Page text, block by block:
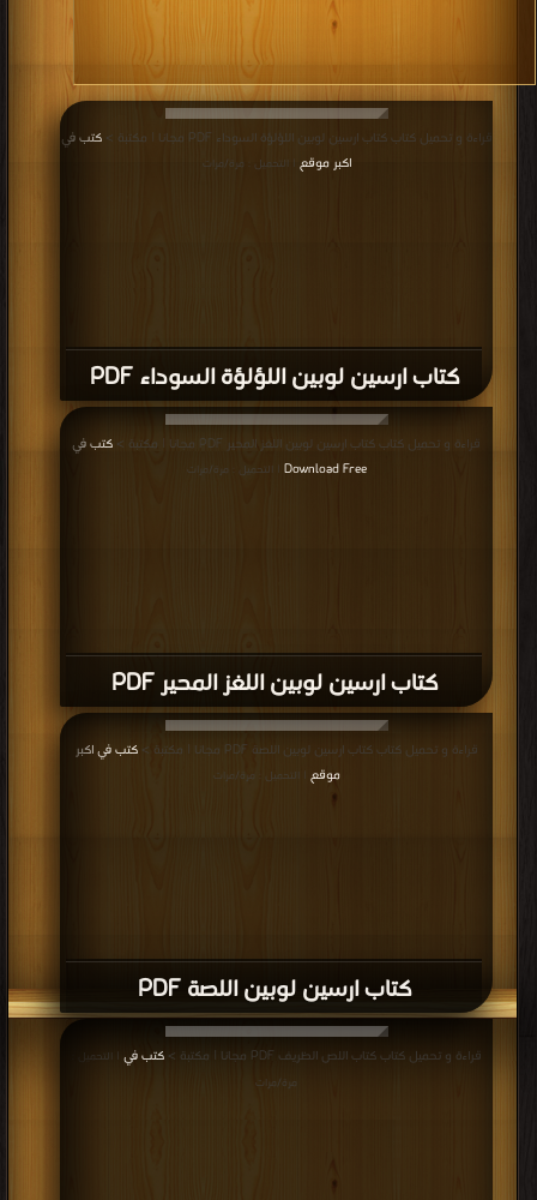
كتاب ارسين لوبين اللؤلؤة السوداء PDF
قراءة و تحميل كتاب كتاب ارسين لوبين اللؤلؤة السوداء PDF مجانا | مكتبة >
كتب في
اكبر موقع
| التحميل : مرة/مرات
كتاب ارسين لوبين اللغز المحير PDF
قراءة و تحميل كتاب كتاب ارسين لوبين اللغز المحير PDF مجانا | مكتبة >
كتب في
Download Free | التحميل : مرة/مرات
كتاب ارسين لوبين اللصة PDF
قراءة و تحميل كتاب كتاب ارسين لوبين اللصة PDF مجانا | مكتبة >
كتب في اكبر
موقع
| التحميل : مرة/مرات
قراءة و تحميل كتاب كتاب اللص الظريف PDF مجانا | مكتبة > كتب في | التحميل :
مرة/مرات